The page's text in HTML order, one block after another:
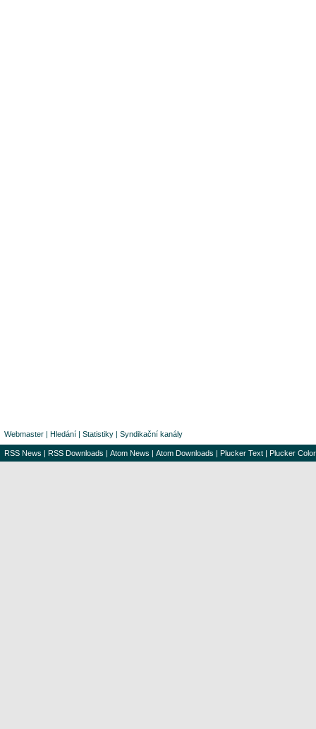
Webmaster | Hledání | Statistiky | Syndikační kanály
RSS News | RSS Downloads | Atom News | Atom Downloads | Plucker Text | Plucker Color